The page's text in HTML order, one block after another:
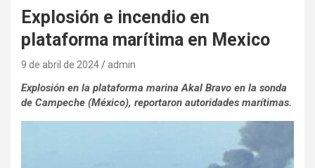
Explosión e incendio en
plataforma marítima en Mexico
9 de abril de 2024 admin
Explosión en la plataforma marina Akal Bravo en la sonda
de Campeche (México), reportaron autoridades marítimas.